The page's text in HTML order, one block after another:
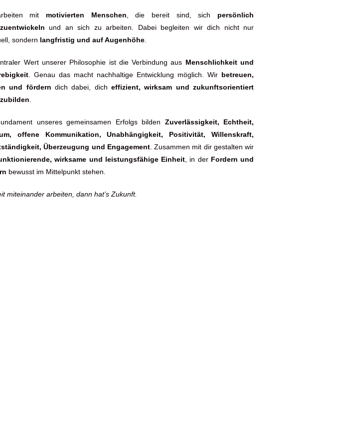
mit motivierten Menschen , die bereit sind, sich persönlich
und an sich zu arbeiten. Dabei begleiten wir dich nicht nur
sondern langfristig und auf Augenhöhe
Wert unserer Philosophie ist die Verbindung aus Menschlichkeit und
. Genau das macht nachhaltige Entwicklung möglich. Wir betreuen,
und fördern dich dabei, dicheffizient, wirksam und zukunftsorientiert
unseres gemeinsamen Erfolgs bilden Zuverlässigkeit, Echtheit,
offene Kommunikation, Unabhängigkeit, Positivität, Willenskraft,
Überzeugung und Engagement. Zusammen mit dir gestalten wir
wirksame und leistungsfähige Einheit , in der Fordern und
bewusst im Mittelpunkt stehen.
miteinander arbeiten, dann hat’s Zukunft.